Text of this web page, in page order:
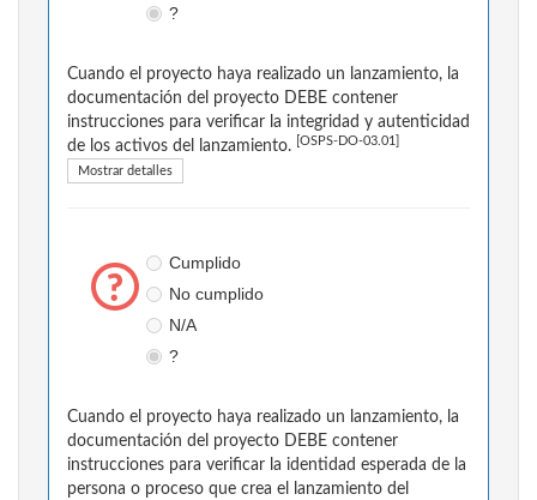
?
Cuando el proyecto haya realizado un lanzamiento, la
documentación del proyecto DEBE contener
instrucciones para verificar la integridad y autenticidad
de los activos del lanzamiento.
[OSPS-DO-03.01]
Mostrar detalles
Cumplido
No cumplido
N/A
?
Cuando el proyecto haya realizado un lanzamiento, la
documentación del proyecto DEBE contener
instrucciones para verificar la identidad esperada de la
persona o proceso que crea el lanzamiento del